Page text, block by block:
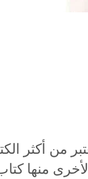
من أكثر
منها